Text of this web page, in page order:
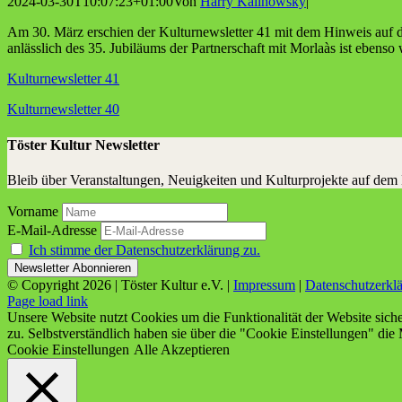
Am 30. März erschien der Kul­tur­news­let­ter 41 mit dem Hin­weis
anläss­lich des 35. Jubi­lä­ums der Part­ner­schaft mit Mor­laàs ist
Kul­tur­news­let­ter 41
Kul­tur­news­let­ter 40
Töster Kultur Newsletter
Bleib über Veranstaltungen, Neuigkeiten und Kulturprojekte auf dem
Vorname
E-Mail-Adresse
Ich stimme der Datenschutzerklärung zu.
© Copyright 2026 | Töster Kultur e.V. | Impressum |
Facebook
X
Instagram
YouTube
Page load link
Unsere Website nutzt Cookies um die Funktionalität der Website
zu. Selbstverständlich haben sie über die "Cookie Einstellungen"
Cookie Einstellungen Alle Akzeptieren